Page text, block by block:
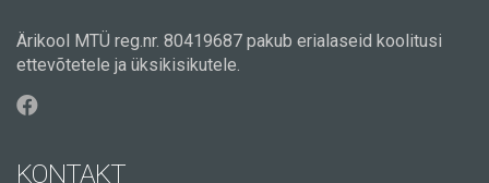
Ärikool MTÜ reg.nr. 80419687 pakub erialaseid koolitusi
ettevõtetele ja üksikisikutele.
KONTAKT